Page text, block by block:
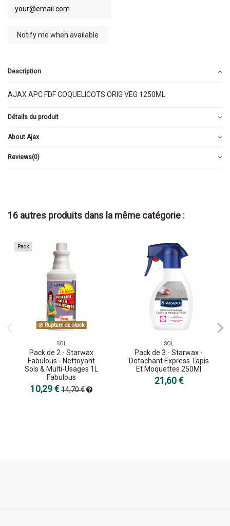
Description
AJAX APC FDF COQUELICOTS ORIG VEG 1250ML
Détails du produit
About Ajax
Reviews(0)
16 autres produits dans la même catégorie :
Pack
Rupture de stock
SOL
Pack de 2 - Starwax
Fabulous - Nettoyant
Sols & Multi-Usages 1L
Fabulous
10,29 €14,70 €
SOL
Pack de 3 - Starwax -
Detachant Express Tapis
Et Moquettes 250Ml
21,60 €